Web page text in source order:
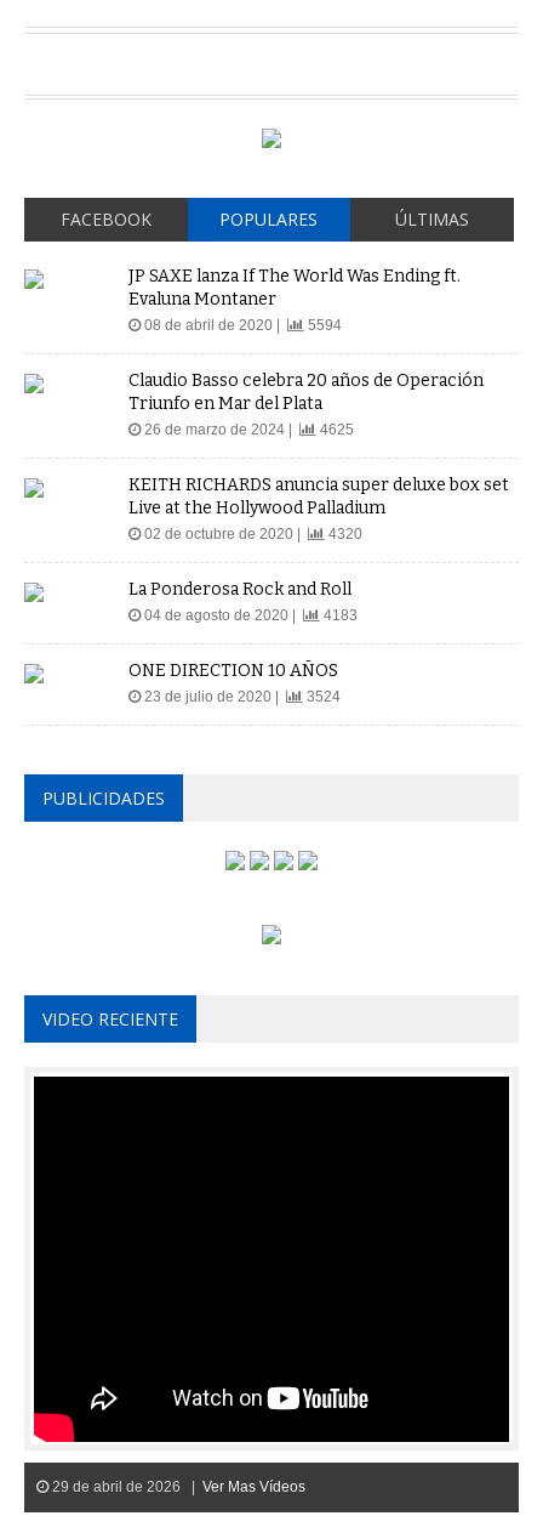
FACEBOOK POPULARES ÚLTIMAS
JP SAXE lanza If The World Was Ending ft.
Evaluna Montaner
08 de abril de 2020 | 5594
Claudio Basso celebra 20 años de Operación
Triunfo en Mar del Plata
26 de marzo de 2024 | 4625
KEITH RICHARDS anuncia super deluxe box set
Live at the Hollywood Palladium
02 de octubre de 2020 | 4320
La Ponderosa Rock and Roll
04 de agosto de 2020 | 4183
ONE DIRECTION 10 AÑOS
23 de julio de 2020 | 3524
PUBLICIDADES
VIDEO RECIENTE
29 de abril de 2026 | Ver Mas Vídeos